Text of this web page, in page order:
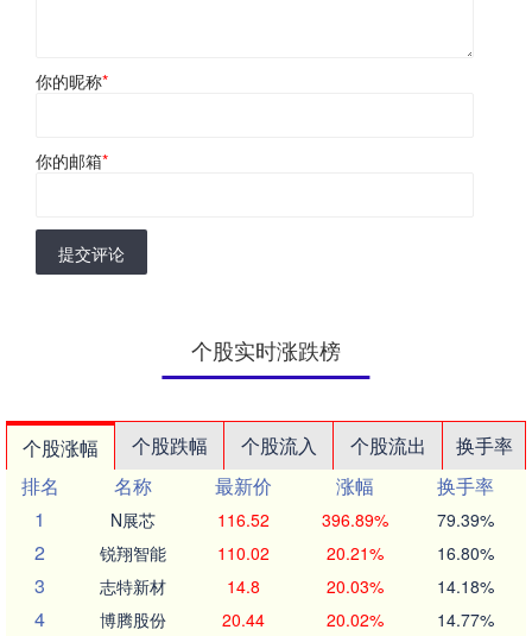
你的昵称*
你的邮箱*
提交评论
个股实时涨跌榜
个股涨幅 个股跌幅 个股流入 个股流出
换手率
排名
名称 最新价 涨幅
换手率
1
N展芯 116.52 396.89% 79.39%
2 锐翔智能 110.02 20.21% 16.80%
3 志特新材 14.8 20.03% 14.18%
4 博腾股份 20.44 20.02% 14.77%